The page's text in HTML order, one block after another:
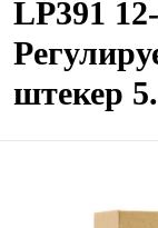
LP391
штекер